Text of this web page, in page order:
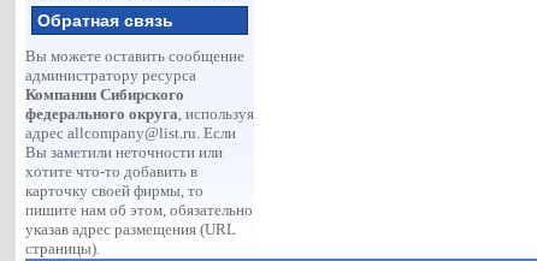
Обратная связь
Вы можете оставить сообщение
администратору ресурса
Компании Сибирского
федерального округа, используя
адресallcompany@list.ru. Если
Вы заметили неточности или
хотите что-то добавить в
карточку своей фирмы, то
пишите нам об этом, обязательно
указав адрес размещения (URL
страницы).